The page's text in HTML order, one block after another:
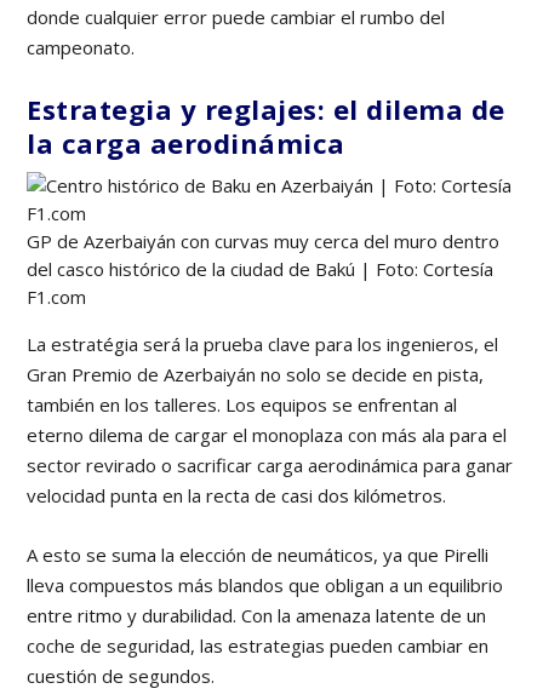
donde cualquier error puede cambiar el rumbo del
campeonato.
Estrategia y reglajes: el dilema de
la carga aerodinámica
GP de Azerbaiyán con curvas muy cerca del muro dentro
del casco histórico de la ciudad de Bakú | Foto: Cortesía
F1.com
La estratégia será la prueba clave para los ingenieros, el
Gran Premio de Azerbaiyán no solo se decide en pista,
también en los talleres. Los equipos se enfrentan al
eterno dilema de cargar el monoplaza con más ala para el
sector revirado o sacrificar carga aerodinámica para ganar
velocidad punta en la recta de casi dos kilómetros.
A esto se suma la elección de neumáticos, ya que Pirelli
lleva compuestos más blandos que obligan a un equilibrio
entre ritmo y durabilidad. Con la amenaza latente de un
coche de seguridad, las estrategias pueden cambiar en
cuestión de segundos.